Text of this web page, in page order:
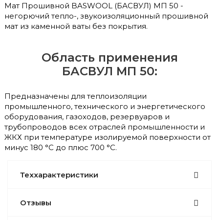
Мат Прошивной BASWOOL (БАСВУЛ) МП 50 -
негорючий тепло-, звукоизоляционный прошивной
мат из каменной ваты без покрытия.
Область применения
БАСВУЛ МП 50:
Предназначены для теплоизоляции
промышленного, технического и энергетического
оборудования, газоходов, резервуаров и
трубопроводов всех отраслей промышленности и
ЖКХ при температуре изолируемой поверхности от
минус 180 °С до плюс 700 °С.
Теххарактеристики
Отзывы